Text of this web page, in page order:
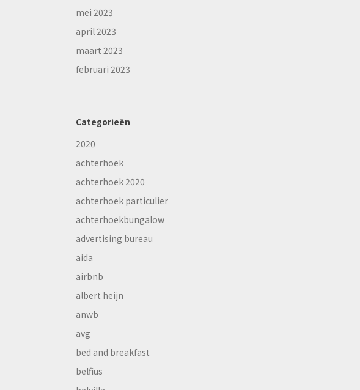
mei 2023
april 2023
maart 2023
februari 2023
Categorieën
2020
achterhoek
achterhoek 2020
achterhoek particulier
achterhoekbungalow
advertising bureau
aida
airbnb
albert heijn
anwb
avg
bed and breakfast
belfius